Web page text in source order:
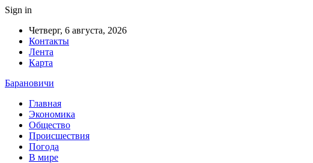
Sign in
Четверг, 6 августа, 2026
Контакты
Лента
Карта
Барановичи
Главная
Экономика
Общество
Происшествия
Погода
В мире